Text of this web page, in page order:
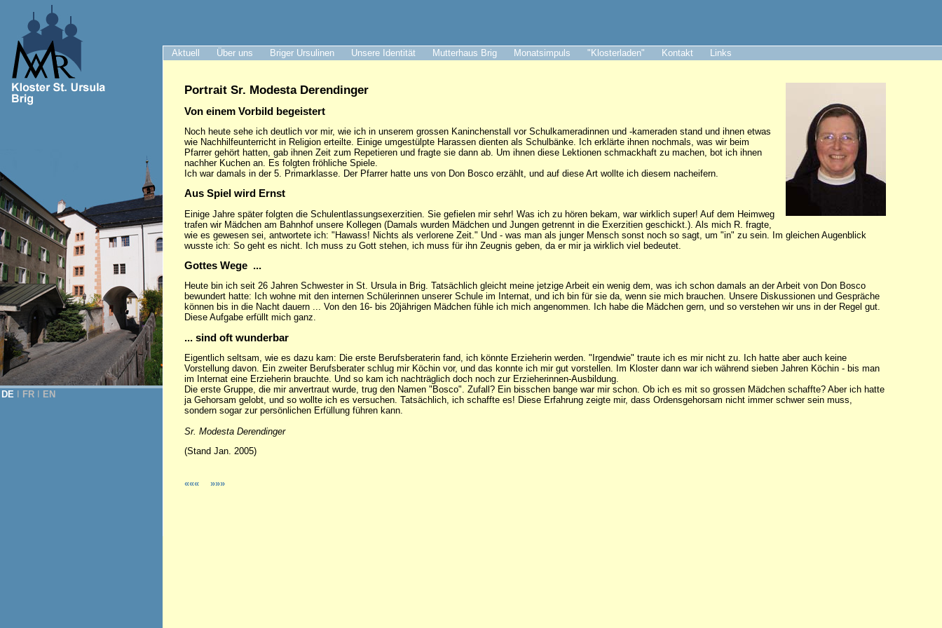
Aktuell Über uns Briger Ursulinen Unsere Identität Mutterhaus Brig Monatsimpuls "Klosterladen" Kontakt Links
DE FR EN
Portrait Sr. Modesta Derendinger
Von einem Vorbild begeistert
Noch heute sehe ich deutlich vor mir, wie ich in unserem grossen Kaninchenstall vor Schulkameradinnen und -kameraden stand und ihnen etwas
wie Nachhilfeunterricht in Religion erteilte. Einige umgestülpte Harassen dienten als Schulbänke. Ich erklärte ihnen nochmals, was wir beim
Pfarrer gehört hatten, gab ihnen Zeit zum Repetieren und fragte sie dann ab. Um ihnen diese Lektionen schmackhaft zu machen, bot ich ihnen
nachher Kuchen an. Es folgten fröhliche Spiele.
Ich war damals in der 5. Primarklasse. Der Pfarrer hatte uns von Don Bosco erzählt, und auf diese Art wollte ich diesem nacheifern.
Aus Spiel wird Ernst
Einige Jahre später folgten die Schulentlassungsexerzitien. Sie gefielen mir sehr! Was ich zu hören bekam, war wirklich super! Auf dem Heimweg
trafen wir Mädchen am Bahnhof unsere Kollegen (Damals wurden Mädchen und Jungen getrennt in die Exerzitien geschickt.). Als mich R. fragte,
wie es gewesen sei, antwortete ich: "Hawass! Nichts als verlorene Zeit." Und - was man als junger Mensch sonst noch so sagt, um "in" zu sein. Im gleichen Augenblick
wusste ich: So geht es nicht. Ich muss zu Gott stehen, ich muss für ihn Zeugnis geben, da er mir ja wirklich viel bedeutet.
Gottes Wege ...
Heute bin ich seit 26 Jahren Schwester in St. Ursula in Brig. Tatsächlich gleicht meine jetzige Arbeit ein wenig dem, was ich schon damals an der Arbeit von Don Bosco
bewundert hatte: Ich wohne mit den internen Schülerinnen unserer Schule im Internat, und ich bin für sie da, wenn sie mich brauchen. Unsere Diskussionen und Gespräche
können bis in die Nacht dauern ... Von den 16- bis 20jährigen Mädchen fühle ich mich angenommen. Ich habe die Mädchen gern, und so verstehen wir uns in der Regel gut.
Diese Aufgabe erfüllt mich ganz.
... sind oft wunderbar
Eigentlich seltsam, wie es dazu kam: Die erste Berufsberaterin fand, ich könnte Erzieherin werden. "Irgendwie" traute ich es mir nicht zu. Ich hatte aber auch keine
Vorstellung davon. Ein zweiter Berufsberater schlug mir Köchin vor, und das konnte ich mir gut vorstellen. Im Kloster dann war ich während sieben Jahren Köchin - bis man
im Internat eine Erzieherin brauchte. Und so kam ich nachträglich doch noch zur Erzieherinnen-Ausbildung.
Die erste Gruppe, die mir anvertraut wurde, trug den Namen "Bosco". Zufall? Ein bisschen bange war mir schon. Ob ich es mit so grossen Mädchen schaffte? Aber ich hatte
ja Gehorsam gelobt, und so wollte ich es versuchen. Tatsächlich, ich schaffte es! Diese Erfahrung zeigte mir, dass Ordensgehorsam nicht immer schwer sein muss,
sondern sogar zur persönlichen Erfüllung führen kann.
Sr. Modesta Derendinger
(Stand Jan. 2005)
««« »»»